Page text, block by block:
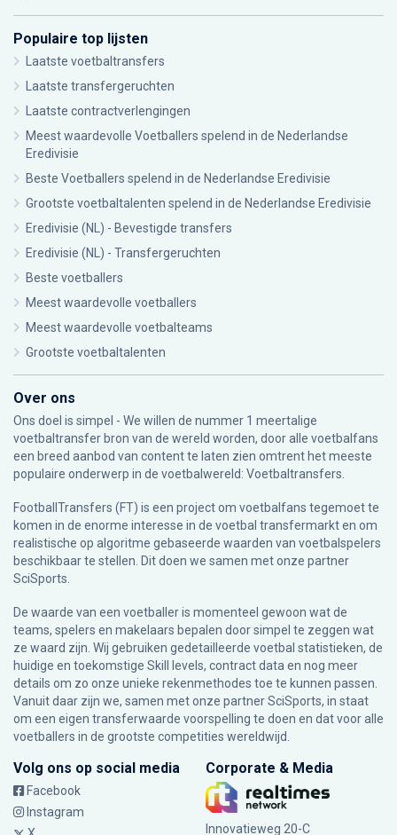
Populaire top lijsten
Laatste voetbaltransfers
Laatste transfergeruchten
Laatste contractverlengingen
Meest waardevolle Voetballers spelend in de Nederlandse
Eredivisie
Beste Voetballers spelend in de Nederlandse Eredivisie
Grootste voetbaltalenten spelend in de Nederlandse Eredivisie
Eredivisie (NL) - Bevestigde transfers
Eredivisie (NL) - Transfergeruchten
Beste voetballers
Meest waardevolle voetballers
Meest waardevolle voetbalteams
Grootste voetbaltalenten
Over ons
Ons doel is simpel - We willen de nummer 1 meertalige
voetbaltransfer bron van de wereld worden, door alle voetbalfans
een breed aanbod van content te laten zien omtrent het meeste
populaire onderwerp in de voetbalwereld: Voetbaltransfers.
FootballTransfers (FT) is een project om voetbalfans tegemoet te
komen in de enorme interesse in de voetbal transfermarkt en om
realistische op algoritme gebaseerde waarden van voetbalspelers
beschikbaar te stellen. Dit doen we samen met onze partner
SciSports
De waarde van een voetballer is momenteel gewoon wat de
teams, spelers en makelaars bepalen door simpel te zeggen wat
ze waard zijn. Wij gebruiken gedetailleerde voetbal statistieken, de
huidige en toekomstige Skill levels, contract data en nog meer
details om zo onze unieke rekenmethodes toe te kunnen passen.
Vanuit daar zijn we, samen met onze partner SciSports, in staat
om een eigen transferwaarde voorspelling te doen en dat voor alle
voetballers in de grootste competities wereldwijd.
Volg ons op social media
Facebook
Instagram
Corporate & Media
Innovatieweg 20-C